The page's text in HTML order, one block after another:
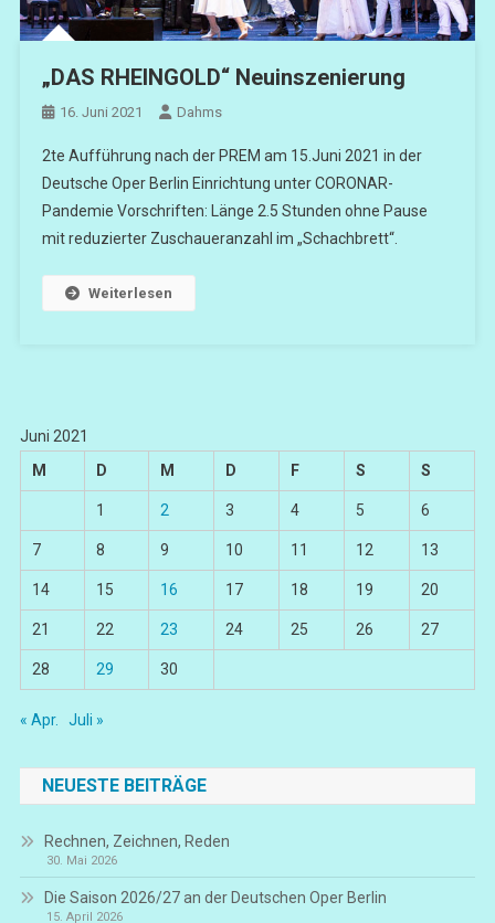
„DAS RHEINGOLD“ Neuinszenierung
16. Juni 2021 Dahms
2te Aufführung nach der PREM am 15.Juni 2021 in der
Deutsche Oper Berlin Einrichtung unter CORONAR-
Pandemie Vorschriften: Länge 2.5 Stunden ohne Pause
mit reduzierter Zuschaueranzahl im „Schachbrett“.
Weiterlesen
Juni 2021
M
D M D F S S
1 2 3 4 5 6
7 8 9 10 11 12 13
14 15 16 17 18 19 20
21 22 23 24 25 26 27
28 29 30
« Apr. Juli »
NEUESTE BEITRÄGE
Rechnen, Zeichnen, Reden
30. Mai 2026
Die Saison 2026/27 an der Deutschen Oper Berlin
15. April 2026